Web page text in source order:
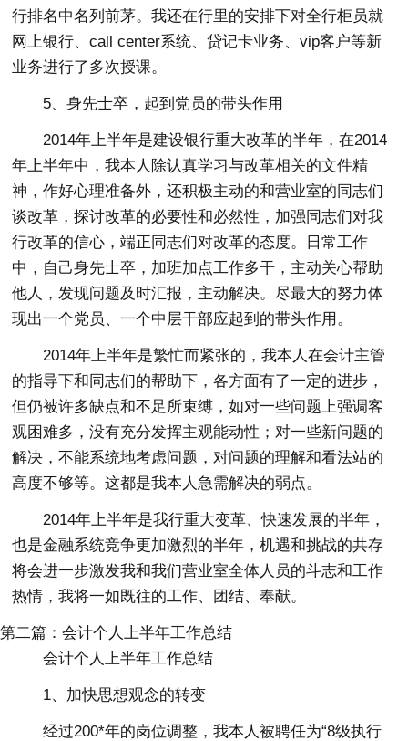
行排名中名列前茅。我还在行里的安排下对全行柜员就
网上银行、call center系统、贷记卡业务、vip客户等新
业务进行了多次授课。
5、身先士卒，起到党员的带头作用
2014年上半年是建设银行重大改革的半年，在2014
年上半年中，我本人除认真学习与改革相关的文件精
神，作好心理准备外，还积极主动的和营业室的同志们
谈改革，探讨改革的必要性和必然性，加强同志们对我
行改革的信心，端正同志们对改革的态度。日常工作
中，自己身先士卒，加班加点工作多干，主动关心帮助
他人，发现问题及时汇报，主动解决。尽最大的努力体
现出一个党员、一个中层干部应起到的带头作用。
2014年上半年是繁忙而紧张的，我本人在会计主管
的指导下和同志们的帮助下，各方面有了一定的进步，
但仍被许多缺点和不足所束缚，如对一些问题上强调客
观困难多，没有充分发挥主观能动性；对一些新问题的
解决，不能系统地考虑问题，对问题的理解和看法站的
高度不够等。这都是我本人急需解决的弱点。
2014年上半年是我行重大变革、快速发展的半年，
也是金融系统竞争更加激烈的半年，机遇和挑战的共存
将会进一步激发我和我们营业室全体人员的斗志和工作
热情，我将一如既往的工作、团结、奉献。
第二篇：会计个人上半年工作总结
会计个人上半年工作总结
1、加快思想观念的转变
经过200*年的岗位调整，我本人被聘任为“8级执行